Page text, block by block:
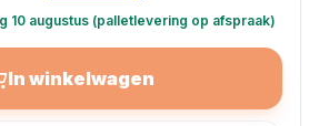
10 augustus (palletlevering op afspraak)
In winkelwagen